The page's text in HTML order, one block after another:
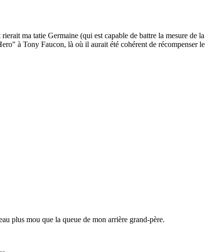
ma tatie Germaine (qui est capable de battre la mesure de la
à Tony Faucon, là où il aurait été cohérent de récompenser le
plus mou que la queue de mon arrière grand-père.